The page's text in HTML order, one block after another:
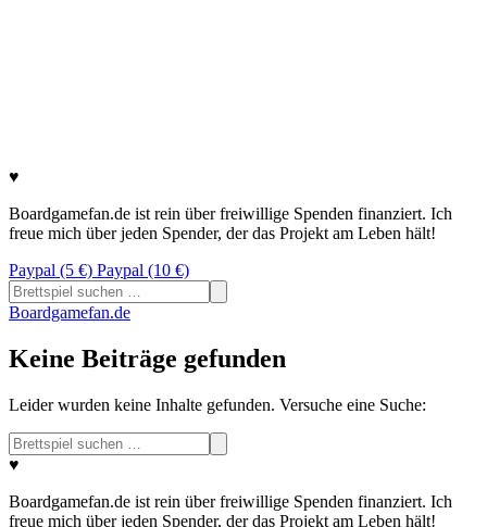
♥
Boardgamefan.de ist rein über freiwillige Spenden finanziert. Ich
freue mich über jeden Spender, der das Projekt am Leben hält!
Paypal (5 €) Paypal (10 €)
Suchen
nach:
Boardgamefan.de
Keine Beiträge gefunden
Leider wurden keine Inhalte gefunden. Versuche eine Suche:
Suchen
nach:
♥
Boardgamefan.de ist rein über freiwillige Spenden finanziert. Ich
freue mich über jeden Spender, der das Projekt am Leben hält!